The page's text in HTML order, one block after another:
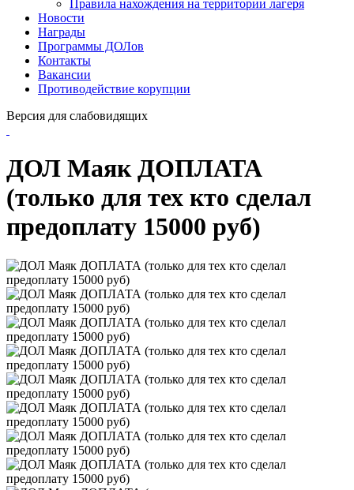
Правила нахождения на территории лагеря
Новости
Награды
Программы ДОЛов
Контакты
Вакансии
Противодействие корупции
Версия для слабовидящих
ДОЛ Маяк ДОПЛАТА
(только для тех кто сделал
предоплату 15000 руб)